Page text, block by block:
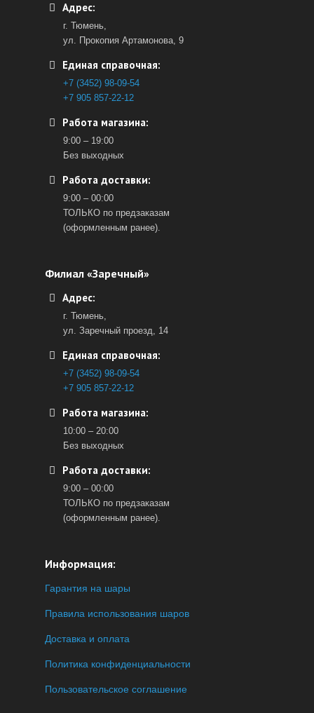
Адрес:
г. Тюмень,
ул. Прокопия Артамонова, 9
Единая справочная:
+7 (3452) 98-09-54
+7 905 857-22-12
Работа магазина:
9:00 – 19:00
Без выходных
Работа доставки:
9:00 – 00:00
ТОЛЬКО по предзаказам
(оформленным ранее).
Филиал «Заречный»
Адрес:
г. Тюмень,
ул. Заречный проезд, 14
Единая справочная:
+7 (3452) 98-09-54
+7 905 857-22-12
Работа магазина:
10:00 – 20:00
Без выходных
Работа доставки:
9:00 – 00:00
ТОЛЬКО по предзаказам
(оформленным ранее).
Информация:
Гарантия на шары
Правила использования шаров
Доставка и оплата
Политика конфиденциальности
Пользовательское соглашение